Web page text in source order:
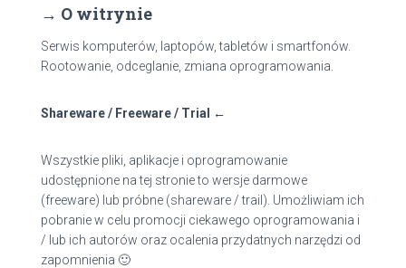
:
→ O witrynie
Serwis komputerów, laptopów, tabletów i smartfonów.
Rootowanie, odceglanie, zmiana oprogramowania.
Shareware / Freeware / Trial ←
Wszystkie pliki, aplikacje i oprogramowanie
udostępnione na tej stronie to wersje darmowe
(freeware) lub próbne (shareware / trail). Umożliwiam ich
pobranie w celu promocji ciekawego oprogramowania i
/ lub ich autorów oraz ocalenia przydatnych narzędzi od
zapomnienia 🙂